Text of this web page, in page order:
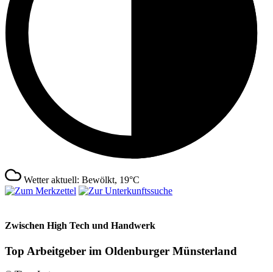
Wetter aktuell: Bewölkt, 19°C
Zwischen High Tech und Handwerk
Top Arbeitgeber im Oldenburger Münsterland